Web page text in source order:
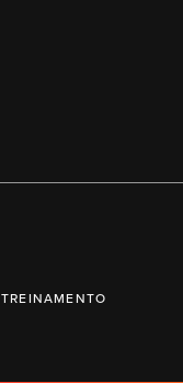
TREINAMENTO